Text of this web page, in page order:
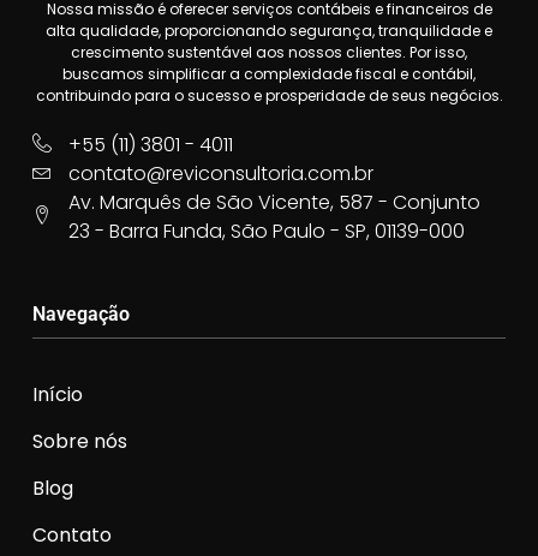
Nossa missão é oferecer serviços contábeis e financeiros de
alta qualidade, proporcionando segurança, tranquilidade e
crescimento sustentável aos nossos clientes. Por isso,
buscamos simplificar a complexidade fiscal e contábil,
contribuindo para o sucesso e prosperidade de seus negócios.
+55 (11) 3801 - 4011
contato@reviconsultoria.com.br
Av. Marquês de São Vicente, 587 - Conjunto
23 - Barra Funda, São Paulo - SP, 01139-000
Navegação
Início
Sobre nós
Blog
Contato